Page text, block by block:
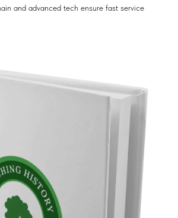
and advanced tech ensure fast service